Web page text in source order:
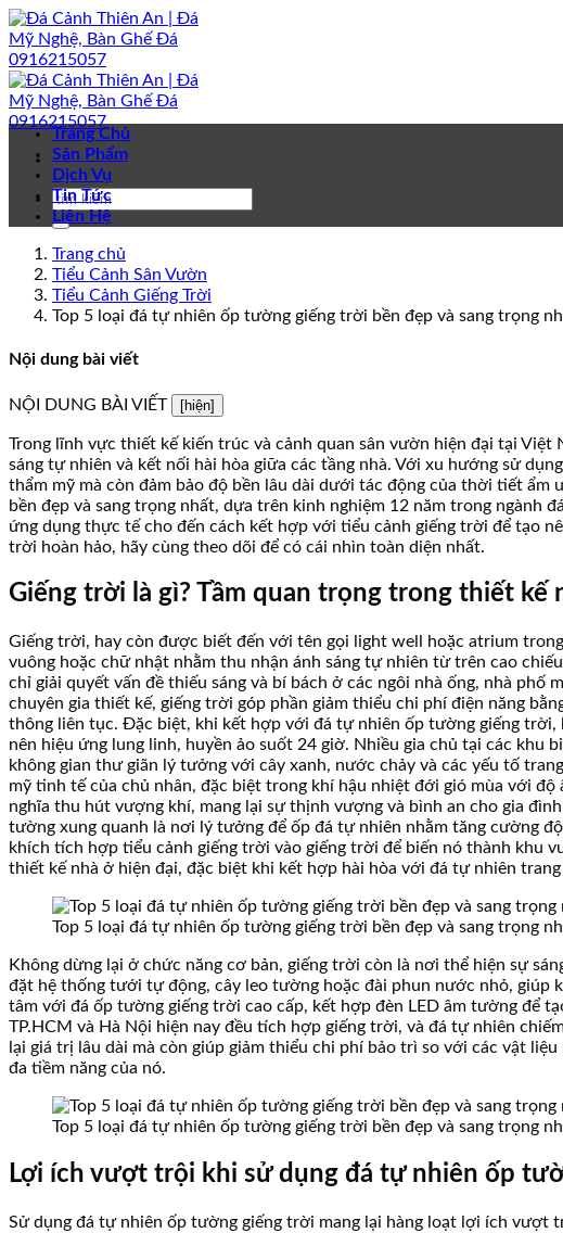
Bỏ
qua
nội
dung
Trang Chủ
Sản Phẩm
Dịch Vụ
Tin Tức
Liên Hệ
Trang chủ
Tiểu Cảnh Sân Vườn
Tiểu Cảnh Giếng Trời
Top 5 loại đá tự nhiên ốp tường giếng trời bền đẹp và sang trọng
Nội dung bài viết
NỘI DUNG BÀI VIẾT [hiện]
Trong lĩnh vực thiết kế kiến trúc và cảnh quan sân vườn hiện đại tại
sáng tự nhiên và kết nối hài hòa giữa các tầng nhà. Với xu hướng sử
thẩm mỹ mà còn đảm bảo độ bền lâu dài dưới tác động của thời tiết
bền đẹp và sang trọng nhất, dựa trên kinh nghiệm 12 năm trong ngành
ứng dụng thực tế cho đến cách kết hợp với tiểu cảnh giếng trời để tạo
trời hoàn hảo, hãy cùng theo dõi để có cái nhìn toàn diện nhất.
Giếng trời là gì? Tầm quan trọng trong thiết kế
Giếng trời, hay còn được biết đến với tên gọi light well hoặc atrium
vuông hoặc chữ nhật nhằm thu nhận ánh sáng tự nhiên từ trên cao
chỉ giải quyết vấn đề thiếu sáng và bí bách ở các ngôi nhà ống, nhà
chuyên gia thiết kế, giếng trời góp phần giảm thiểu chi phí điện năng
thông liên tục. Đặc biệt, khi kết hợp với đá tự nhiên ốp tường giếng
nên hiệu ứng lung linh, huyền ảo suốt 24 giờ. Nhiều gia chủ tại các khu
không gian thư giãn lý tưởng với cây xanh, nước chảy và các yếu tố
mỹ tinh tế của chủ nhân, đặc biệt trong khí hậu nhiệt đới gió mùa với
nghĩa thu hút vượng khí, mang lại sự thịnh vượng và bình an cho gia
tường xung quanh là nơi lý tưởng để ốp đá tự nhiên nhằm tăng cường
khích tích hợp tiểu cảnh giếng trời vào giếng trời để biến nó thành khu
thiết kế nhà ở hiện đại, đặc biệt khi kết hợp hài hòa với đá tự nhiên
Top 5 loại đá tự nhiên ốp tường giếng trời bền đẹp và sang trọng
Không dừng lại ở chức năng cơ bản, giếng trời còn là nơi thể hiện sự
đặt hệ thống tưới tự động, cây leo tường hoặc đài phun nước nhỏ, giúp
tâm với đá ốp tường giếng trời cao cấp, kết hợp đèn LED âm tường để
TP.HCM và Hà Nội hiện nay đều tích hợp giếng trời, và đá tự nhiên
lại giá trị lâu dài mà còn giúp giảm thiểu chi phí bảo trì so với các vật
đa tiềm năng của nó.
Top 5 loại đá tự nhiên ốp tường giếng trời bền đẹp và sang trọng
Lợi ích vượt trội khi sử dụng đá tự nhiên ốp
Sử dụng đá tự nhiên ốp tường giếng trời mang lại hàng loạt lợi ích vượt